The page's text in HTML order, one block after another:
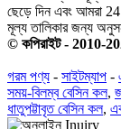
ছেড়ে দিন এবং আমরা 24
মূল্য তালিকার জন্য
© কপিরাইট - 2010-
গরম পণ্য - সাইটম্যাপ -
সময়-বিলম্ব বেসিন কল,
ধাতুপট্টাবৃত বেসিন কল,